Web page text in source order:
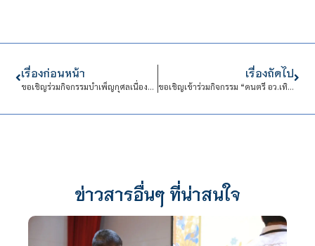
เรื่องก่อนหน้า
ขอเชิญร่วมกิจกรรมบำเพ็ญกุศลเนื่องในวันคล้ายวันเฉลิมพระชนมพรรษาพระบาทสมเด็จพระบรมชนกาธิเบศร
เรื่องถัดไป
ขอเชิญเข้าร่วมกิจกรรม “ดนตรี อว.เทิดพระเกียรติ 5 ธันวาคม 2564
ข่าวสารอื่นๆ ที่น่าสนใจ